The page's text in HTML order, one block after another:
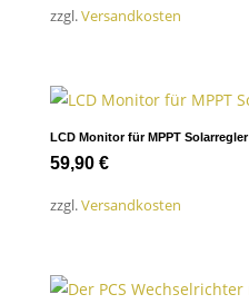
zzgl.Versandkosten
LCD Monitor für MPPT Solarregler
59,90 €
zzgl.Versandkosten